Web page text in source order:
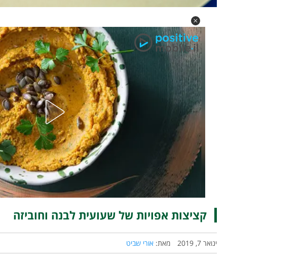
קציצות אפויות של שעועית לבנה וחוביזה
ינואר 7, 2019 מאת: אורי שביט